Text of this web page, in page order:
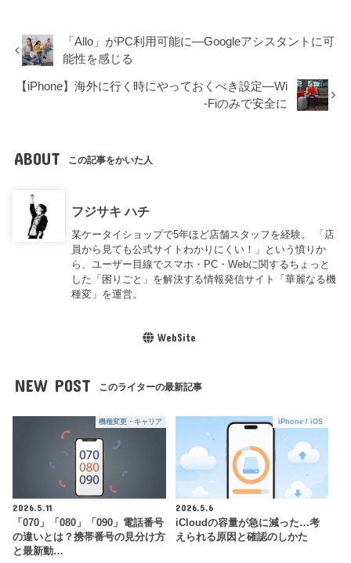
「Allo」がPC利用可能に―Googleアシスタントに可
能性を感じる
【iPhone】海外に行く時にやっておくべき設定―Wi
-Fiのみで安全に
ABOUT この記事をかいた人
フジサキ ハチ
某ケータイショップで5年ほど店舗スタッフを経験。 「店
員から見ても公式サイトわかりにくい！」という憤りか
ら、ユーザー目線でスマホ・PC・Webに関するちょっと
した「困りごと」を解決する情報発信サイト「華麗なる機
種変」を運営。
WebSite
NEW POST このライターの最新記事
機種変更・キャリア
2026.5.11
「070」「080」「090」電話番号
の違いとは？携帯番号の見分け方
と最新動…
iPhone / iOS
2026.5.6
iCloudの容量が急に減った…考
えられる原因と確認のしかた